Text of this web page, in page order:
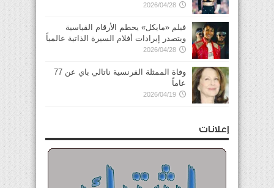
2026/04/28
فيلم «مايكل» يحطم الأرقام القياسية
ويتصدر إيرادات أفلام السيرة الذاتية عالمياً
2026/04/28
وفاة الممثلة الفرنسية ناتالي باي عن 77
عاماً
2026/04/19
إعلانات